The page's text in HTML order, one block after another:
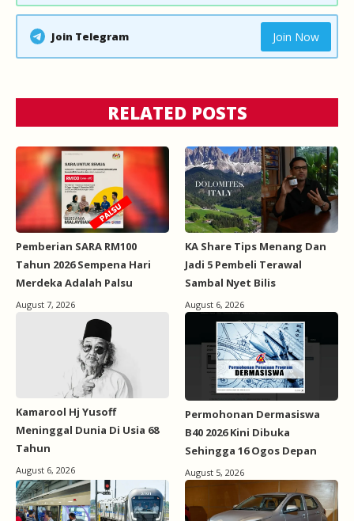
Join Telegram Join Now
RELATED POSTS
Pemberian SARA RM100
Tahun 2026 Sempena Hari
Merdeka Adalah Palsu
August 7, 2026
KA Share Tips Menang Dan
Jadi 5 Pembeli Terawal
Sambal Nyet Bilis
August 6, 2026
Kamarool Hj Yusoff
Meninggal Dunia Di Usia 68
Tahun
August 6, 2026
Permohonan Dermasiswa
B40 2026 Kini Dibuka
Sehingga 16 Ogos Depan
August 5, 2026